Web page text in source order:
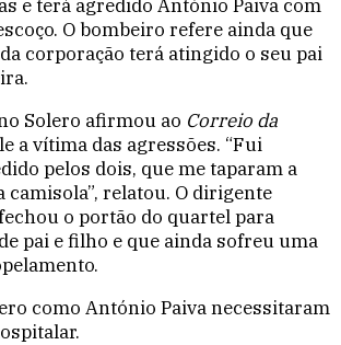
e terá agredido António Paiva com
O bombeiro refere ainda que
corporação terá atingido o seu pai
Solero afirmou ao Correio da
a vítima das agressões. “Fui
pelos dois, que me taparam a
camisola”, relatou. O dirigente
o portão do quartel para
pai e filho e que ainda sofreu uma
como António Paiva necessitaram